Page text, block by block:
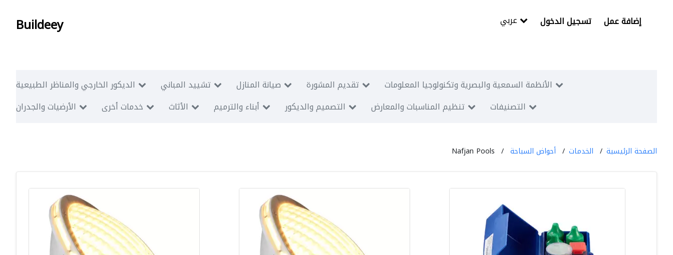
Buildeey تسجيل الدخول إضافة عمل
الديكور الخارجي والمناظر الطبيعية تشييد المباني صيانة المنازل تقديم المشورة
الأنظمة السمعية والبصرية وتكنولوجيا المعلومات
الأرضيات والجدران
خدمات أخرى الأثاث أبناء والترميم التصميم والديكور تنظيم المناسبات والمعارض التصنيفات
الصفحة الرئيسية الخدمات أحواض السباحة Nafjan Pools